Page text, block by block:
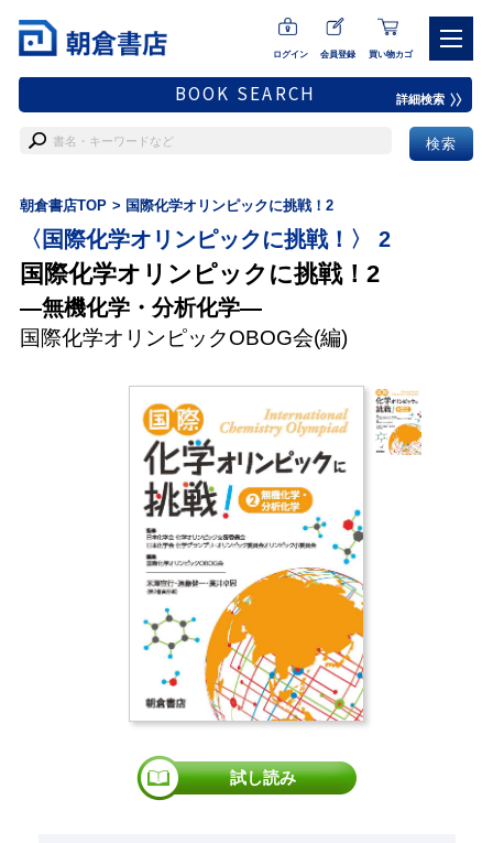
ログイン 会員登録 買い物カゴ
BOOK SEARCH 詳細検索
朝倉書店TOP 国際化学オリンピックに挑戦！2
〈国際化学オリンピックに挑戦！〉 2
国際化学オリンピックに挑戦！2
―無機化学・分析化学―
国際化学オリンピックOBOG会(編)
試し読み